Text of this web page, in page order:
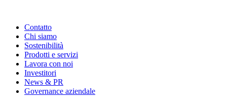
Contatto
Chi siamo
Sostenibilità
Prodotti e servizi
Lavora con noi
Investitori
News & PR
Governance aziendale